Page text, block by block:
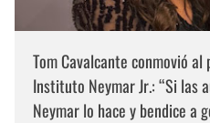
Tom Cavalcante conmovió
Instituto Neymar Jr.: “Si las
Neymar lo hace y bendice a